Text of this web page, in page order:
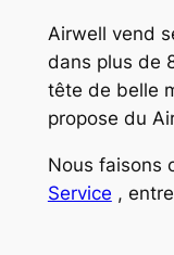
Airwell vend
dans plus de
tête de belle
propose du
Nous faisons
Service ,